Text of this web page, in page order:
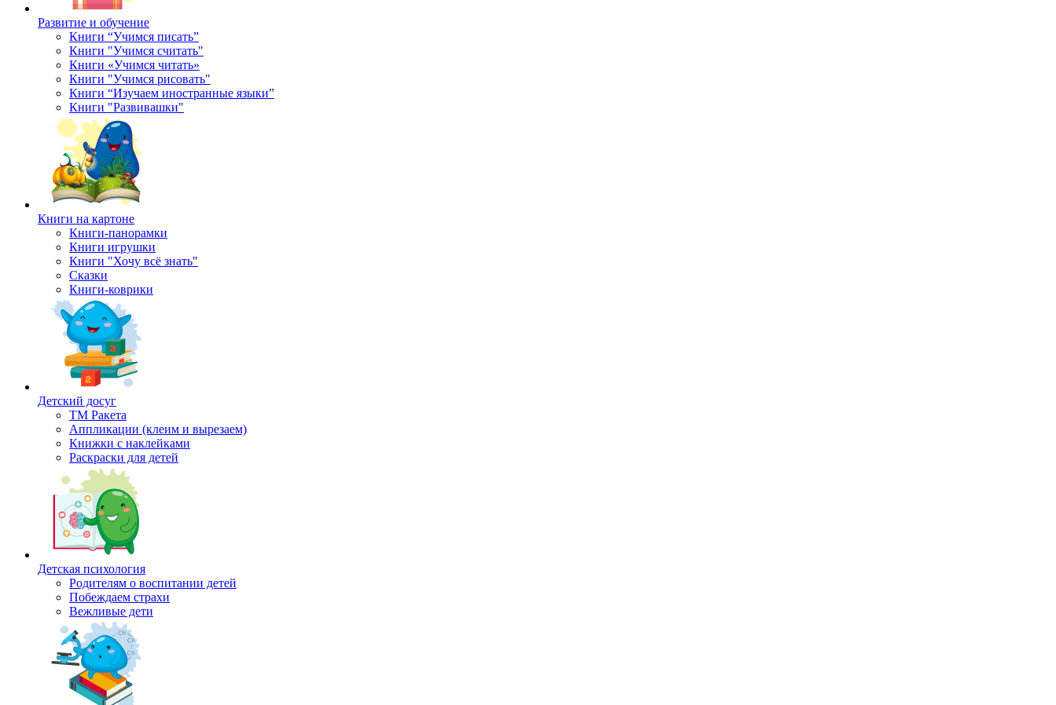
Развитие и обучение
Книги “Учимся писать”
Книги "Учимся считать"
Книги «Учимся читать»
Книги "Учимся рисовать"
Книги “Изучаем иностранные языки”
Книги "Развивашки"
Книги на картоне
Книги-панорамки
Книги игрушки
Книги "Хочу всё знать"
Сказки
Книги-коврики
Детский досуг
ТМ Ракета
Аппликации (клеим и вырезаем)
Книжки с наклейками
Раскраски для детей
Детская психология
Родителям о воспитании детей
Побеждаем страхи
Вежливые дети